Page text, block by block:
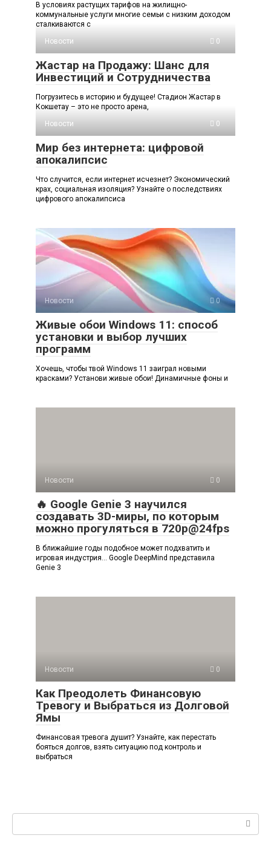
В условиях растущих тарифов на жилищно-
коммунальные услуги многие семьи с низким доходом
сталкиваются с
Новости
0
Жастар на Продажу: Шанс для
Инвестиций и Сотрудничества
Погрузитесь в историю и будущее! Стадион Жастар в
Кокшетау – это не просто арена,
Новости
0
Мир без интернета: цифровой
апокалипсис
Что случится, если интернет исчезнет? Экономический
крах, социальная изоляция? Узнайте о последствиях
цифрового апокалипсиса
Новости 0
Живые обои Windows 11: способ
установки и выбор лучших
программ
Хочешь, чтобы твой Windows 11 заиграл новыми
красками? Установи живые обои! Динамичные фоны и
Новости 0
🔥 Google Genie 3 научился
создавать 3D-миры, по которым
можно прогуляться в 720p@24fps
В ближайшие годы подобное может подхватить и
игровая индустрия… Google DeepMind представила
Genie 3
Новости 0
Как Преодолеть Финансовую
Тревогу и Выбраться из Долговой
Ямы
Финансовая тревога душит? Узнайте, как перестать
бояться долгов, взять ситуацию под контроль и
выбраться